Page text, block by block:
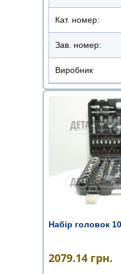
Кат. номер:
Зав. номер:
Виробник
Набір головок
2079.14 грн.